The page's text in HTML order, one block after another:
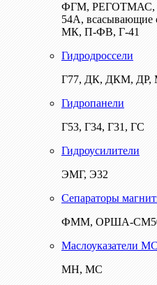
ФГМ, РЕГОТМАС,
54А, всасывающие
МК, П-ФВ, Г-41
Гидродроссели
Г77, ДК, ДКМ,
Гидропанели
Г53, Г34, Г31, ГС
Гидроусилители
ЭМГ, Э32
Сепараторы
ФММ, ОРША-
Маслоуказатели
МН, МС